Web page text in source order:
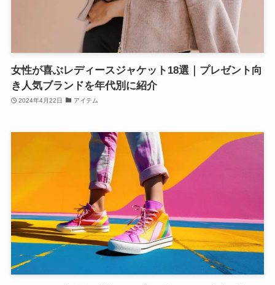
女性が喜ぶレディースジャケット18選｜プレゼント向
き人気ブランドを年代別に紹介
2024年4月22日 アイテム